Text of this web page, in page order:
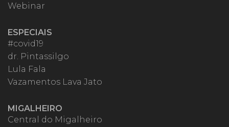
Webinar
ESPECIAIS
#covid19
dr. Pintassilgo
Lula Fala
Vazamentos Lava Jato
MIGALHEIRO
Central do Migalheiro